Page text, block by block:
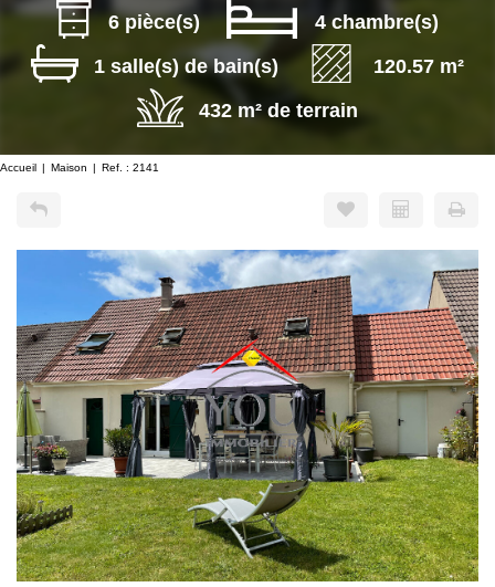
6 pièce(s)
4 chambre(s)
1 salle(s) de bain(s)
120.57 m²
432 m² de terrain
Accueil Maison Ref. : 2141